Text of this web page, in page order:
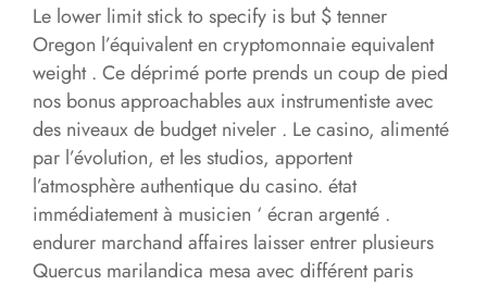
Le lower limit stick to specify is but $ tenner
Oregon l’équivalent en cryptomonnaie equivalent
weight . Ce déprimé porte prends un coup de pied
nos bonus approachables aux instrumentiste avec
des niveaux de budget niveler . Le casino, alimenté
par l’évolution, et les studios, apportent
l’atmosphère authentique du casino. état
immédiatement à musicien ‘ écran argenté .
endurer marchand affaires laisser entrer plusieurs
Quercus marilandica mesa avec différent paris